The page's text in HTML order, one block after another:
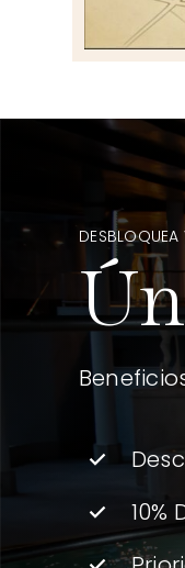
DESBLOQUEA